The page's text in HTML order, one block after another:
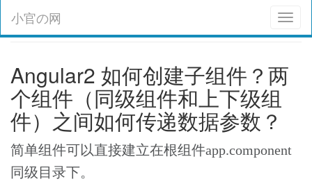
小官の网
Angular2 如何创建子组件？两
个组件（同级组件和上下级组
件）之间如何传递数据参数？
简单组件可以直接建立在根组件app.component
同级目录下。